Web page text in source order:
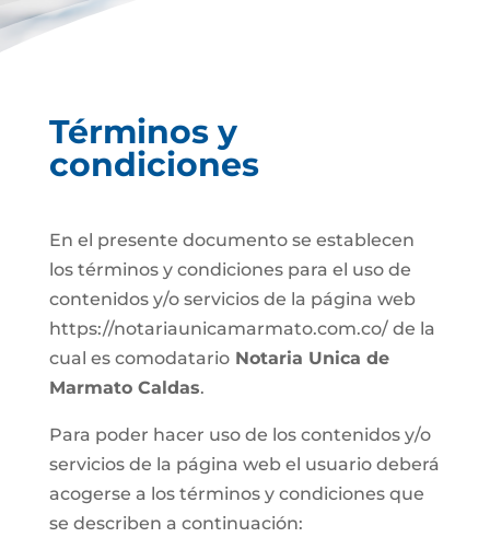
Términos y
condiciones
En el presente documento se establecen
los términos y condiciones para el uso de
contenidos y/o servicios de la página web
https://notariaunicamarmato.com.co/ de la
cual es comodatarioNotaria Unica de
Marmato Caldas.
Para poder hacer uso de los contenidos y/o
servicios de la página web el usuario deberá
acogerse a los términos y condiciones que
se describen a continuación: